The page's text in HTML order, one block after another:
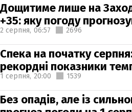
Дощитиме лише на
+35: яку погоду
2 серпня, 06:57 2696
Спека на початку
рекордні показники
1 серпня, 20:00 1539
Без опадів, але із